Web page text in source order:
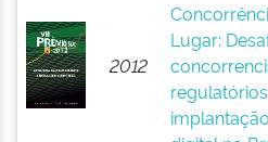
2012
Lugar: